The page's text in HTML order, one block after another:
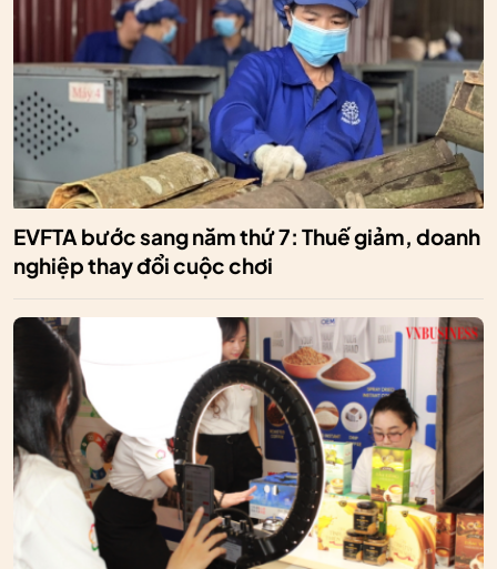
EVFTA bước sang năm thứ 7: Thuế giảm, doanh
nghiệp thay đổi cuộc chơi